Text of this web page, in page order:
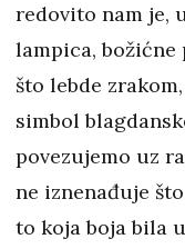
redovito nam je,
lampica,
što lebde
simbol
povezujemo uz
ne iznenađuje
to koja boja bila